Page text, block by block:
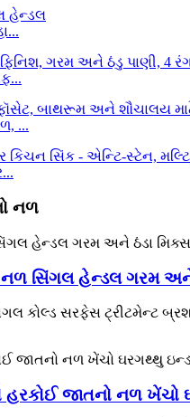
...
નળ
નળ સિંગલ હેન્ડલ ગરમ
કોલ્ડ સરફેસ ટ્રીટમેન્ટ
હરકોઈ જાતનો નળ